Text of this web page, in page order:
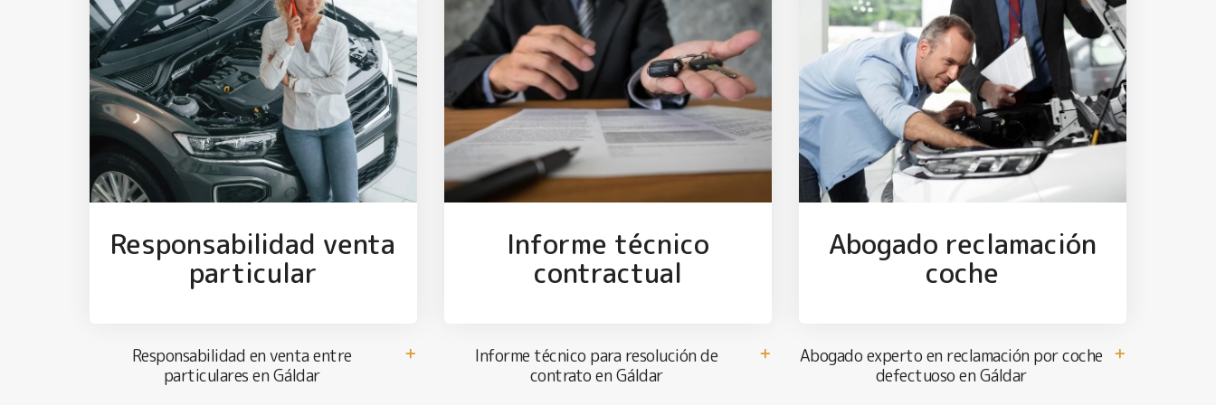
Responsabilidad venta
particular
Responsabilidad en venta entre
particulares en Gáldar
Informe técnico
contractual
Informe técnico para resolución de
contrato en Gáldar
Abogado reclamación
coche
Abogado experto en reclamación por coche
defectuoso en Gáldar